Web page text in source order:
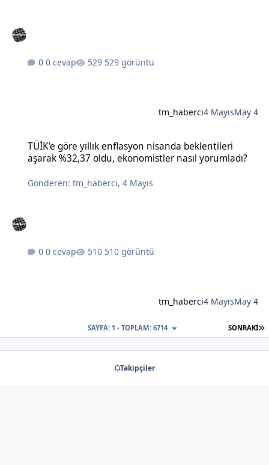
0 cevap 529 görüntü
tm_haberci4 MayısMay 4
TÜİK'e göre yıllık enflasyon nisanda beklentileri
aşarak %32,37 oldu, ekonomistler nasıl yorumladı?
Gönderen:tm_haberci,4 Mayıs
0 cevap 510 görüntü
tm_haberci4 MayısMay 4
SONRAKI
SAYFA: 1 - TOPLAM: 6714
Takipçiler